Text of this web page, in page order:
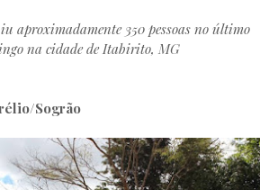
aproximadamente 350 pessoas no último
na cidade de Itabirito, MG
Sogrão